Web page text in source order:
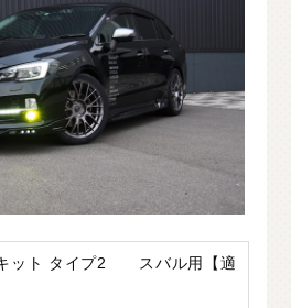
キット タイプ2 スバル用【適